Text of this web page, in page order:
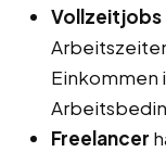
Vollzeitjobs
Einkommen
Freelancer